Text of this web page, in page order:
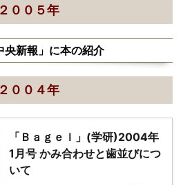
２００５年
央新報」に本の紹介
２００４年
「Ｂａｇｅｌ」(学研)2004年
1月号 かみ合わせと歯並びにつ
いて